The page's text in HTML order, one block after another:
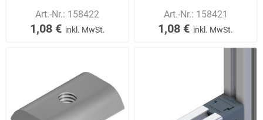
Art.-Nr.: 158422
1,08 € inkl. MwSt.
Art.-Nr.: 158421
1,08 € inkl. MwSt.